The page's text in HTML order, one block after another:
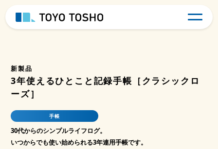
新製品
3年使えるひとこと記録手帳［クラシックロ
ーズ］
手帳
30代からのシンプルライフログ。
いつからでも使い始められる3年連用手帳です。